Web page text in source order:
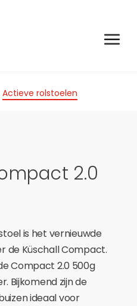
Actieve rolstoelen
2.0
is het vernieuwde
de Küschall Compact.
Compact 2.0 500g
Bijkomend zijn de
ideaal voor